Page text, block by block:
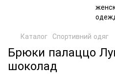
Каталог Спортивний одяг
Брюки палаццо
шоколад